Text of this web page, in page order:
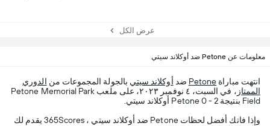
عرض الكل
معلومات عن Petone ضد أوكلاند سيتي
انتهت مباراة Petone ضد أوكلاند سيتي بالجولة المجموعات من الدوري
الممتاز
، في السبت، ٤ نوفمبر ٢٠٢٣، على ملعب Petone Memorial Park
Field بنتيجة Petone 0 - 2 أوكلاند سيتي.
وإذا فاتك أفضل لحظات Petone ضد أوكلاند سيتي ، 365Scores يقدم لك